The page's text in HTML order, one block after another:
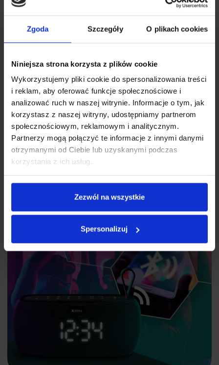
Zgoda Szczegóły O plikach cookies
Niniejsza strona korzysta z plików cookie
Wykorzystujemy pliki cookie do spersonalizowania treści
i reklam, aby oferować funkcje społecznościowe i
analizować ruch w naszej witrynie. Informacje o tym, jak
korzystasz z naszej witryny, udostępniamy partnerom
społecznościowym, reklamowym i analitycznym.
Partnerzy mogą połączyć te informacje z innymi danymi
otrzymanymi od Ciebie lub uzyskanymi podczas
korzystania z ich usług.
Zezwól na wszystkie
Spersonalizuj
ZABIERZ GO
WSZĘDZIE
Głośnik został stworzony w taki sposób, by był jak najbardziej mobilny.
Dzięki dedykowanemu paskowi i niewielkim rozmiarom, głośnik Master
200 spakujesz na każdy wyjazd. Odtwarzaj muzykę w najwyższej
jakości, gdziekolwiek jesteś.